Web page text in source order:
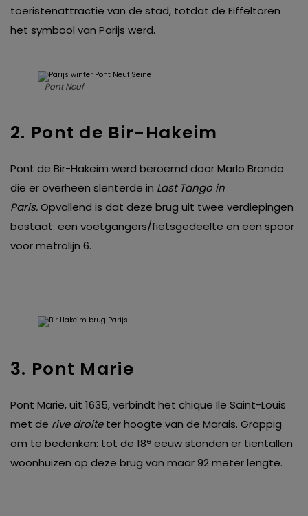
toeristenattractie van de stad, totdat de Eiffeltoren
het symbool van Parijs werd.
Pont Neuf
2. Pont de Bir-Hakeim
Pont de Bir-Hakeim werd beroemd door Marlo Brando
die er overheen slenterde in Last Tango in
Paris.Opvallend is dat deze brug uit twee verdiepingen
bestaat: een voetgangers/fietsgedeelte en een spoor
voor metrolijn 6.
3. Pont Marie
Pont Marie, uit 1635, verbindt het chique Ile Saint-Louis
met de rive droiteter hoogte van de Marais. Grappig
om te bedenken: tot de 18e eeuw stonden er tientallen
woonhuizen op deze brug van maar 92 meter lengte.